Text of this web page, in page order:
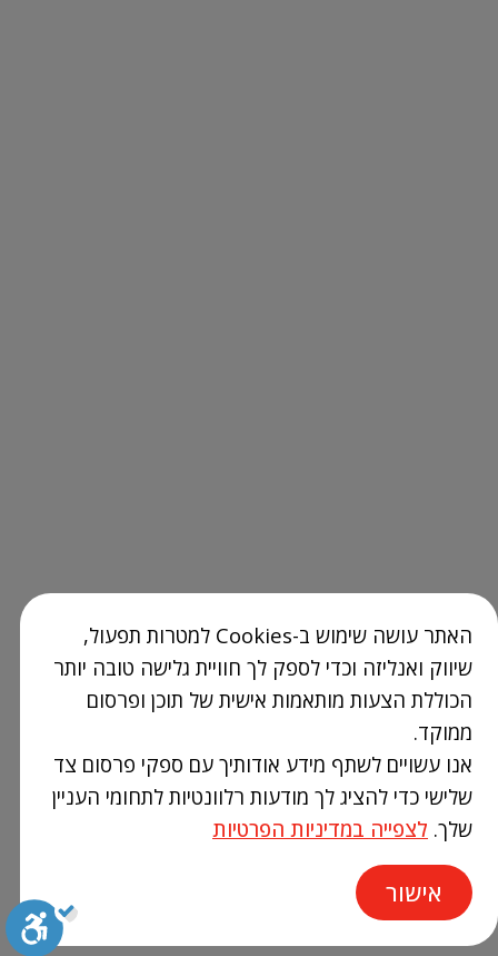
האתר עושה שימוש ב-Cookies למטרות תפעול,
שיווק ואנליזה וכדי לספק לך חוויית גלישה טובה יותר
הכוללת הצעות מותאמות אישית של תוכן ופרסום
ממוקד.
אנו עשויים לשתף מידע אודותיך עם ספקי פרסום צד
שלישי כדי להציג לך מודעות רלוונטיות לתחומי העניין
שלך. לצפייה במדיניות הפרטיות
אישור